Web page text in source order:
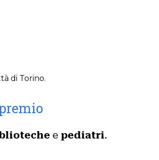
di Torino.
e pediatri.